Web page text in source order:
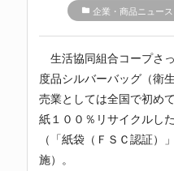
folder 企業・商品ニュース
生活協同組合コープさ
度品シルバーバッグ（衛
売業としては全国で初め
紙１００％リサイクルし
（「紙袋（ＦＳＣ認証）
施）。